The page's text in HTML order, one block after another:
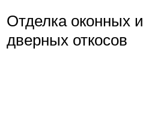
Отделка оконных и
дверных откосов